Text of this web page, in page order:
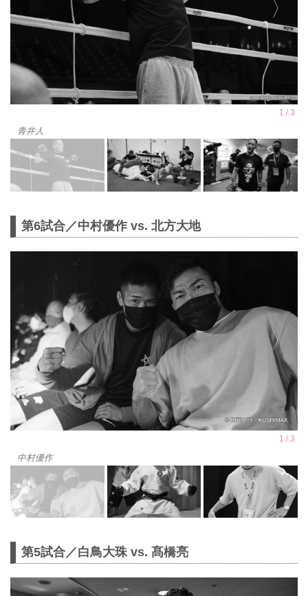
青井人
第6試合／中村優作 vs. 北方大地
中村優作
第5試合／白鳥大珠 vs. 髙橋亮